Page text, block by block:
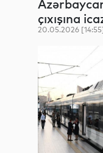
Gündəm
İqtisadiyyat
YAP
Analitika
çıxışına
20.05.2026